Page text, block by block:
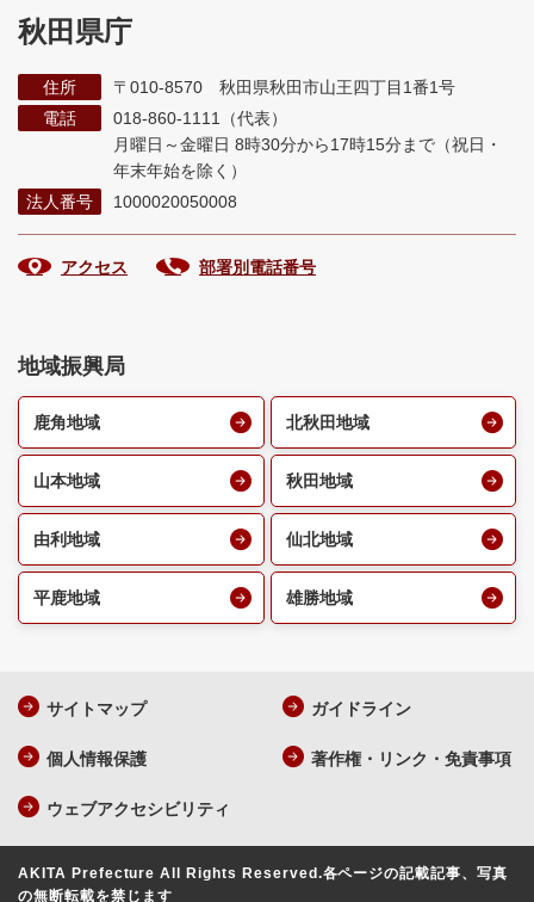
秋田県庁
住所
〒010-8570 秋田県秋田市山王四丁目1番1号
電話
018-860-1111（代表）
月曜日～金曜日 8時30分から17時15分まで （祝日・
年末年始を除く）
法人番号
1000020050008
アクセス 部署別電話番号
地域振興局
鹿角地域 北秋田地域
山本地域 秋田地域
由利地域 仙北地域
平鹿地域 雄勝地域
サイトマップ ガイドライン
個人情報保護 著作権・リンク・免責事項
ウェブアクセシビリティ
AKITA Prefecture All Rights Reserved.各ページの記載記事、写真
の無断転載を禁じます